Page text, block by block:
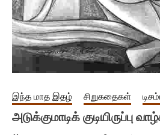
இந்த மாத இதழ் சிறுகதைகள்
அடுக்குமாடிக் குடியிருப்பு